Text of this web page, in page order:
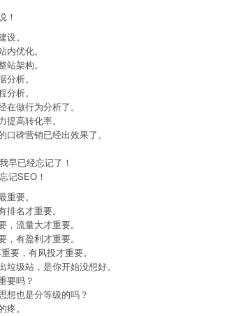
！
。
优化。
架构。
析。
析。
做行为分析了。
高转化率。
碑营销已经出效果了。
早已经忘记了！
记SEO！
要。
名才重要。
流量大才重要。
有盈利才重要。
要，有风投才重要。
圾站，是你开始没想好。
要吗？
想也是分等级的吗？
。